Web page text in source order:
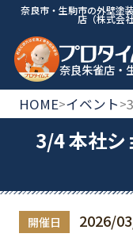
奈良市・生駒市の外壁塗
店（株式会
奈良朱雀店・
HOME>イベント>
3/4 本社シ
開催日 2026/